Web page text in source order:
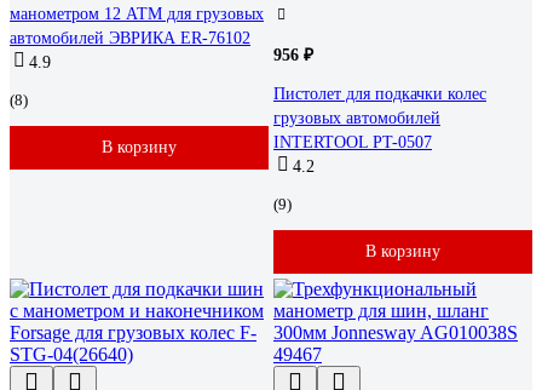
манометром 12 АТМ для грузовых
автомобилей ЭВРИКА ER-76102
4.9
(8)
В корзину
956 ₽
Пистолет для подкачки колес
грузовых автомобилей
INTERTOOL PT-0507
4.2
(9)
В корзину